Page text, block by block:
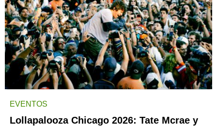
EVENTOS
Lollapalooza Chicago 2026: Tate Mcrae y